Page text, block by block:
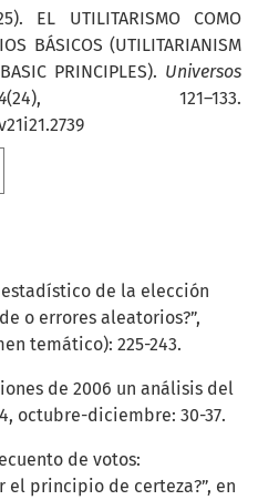
EL UTILITARISMO COMO
BÁSICOS (UTILITARIANISM
PRINCIPLES). Universos
(24), 121–133.
estadístico de la elección
o errores aleatorios?”,
temático): 225-243.
de 2006 un análisis del
octubre-diciembre: 30-37.
de votos:
el principio de certeza?”, en